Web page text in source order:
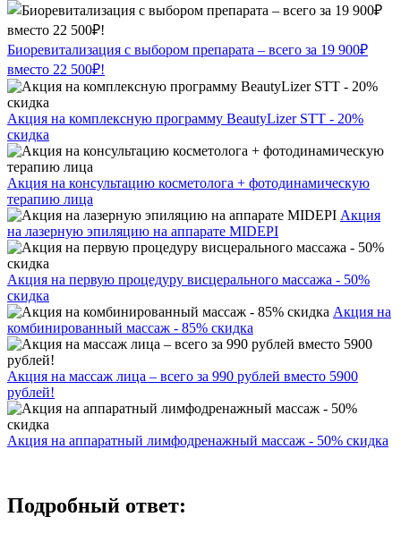
Биоревитализация с выбором препарата – всего за 19 900₽
вместо 22 500₽!
Акция на комплексную программу BeautyLizer STT - 20%
скидка
Акция на консультацию косметолога + фотодинамическую
терапию лица
Акция
на лазерную эпиляцию на аппарате MIDEPI
Акция на первую процедуру висцерального массажа - 50%
скидка
Акция на
комбинированный массаж - 85% скидка
Акция на массаж лица – всего за 990 рублей вместо 5900
рублей!
Акция на аппаратный лимфодренажный массаж - 50% скидка
Подробный ответ: